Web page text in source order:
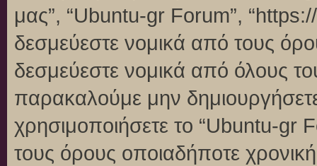
μας”, “Ubuntu-gr Forum”,
δεσμεύεστε νομικά από τους
δεσμεύεστε νομικά από όλους
παρακαλούμε μην
χρησιμοποιήσετε το “Ubuntu-gr
τους όρους οποιαδήποτε